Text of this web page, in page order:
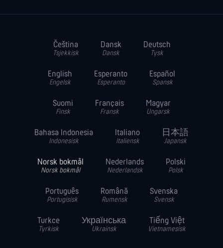
Čeština
Tsjekkisk
Dansk
Dansk
Deutsch
Tysk
English
Engelsk
Esperanto
Esperanto
Español
Spansk
Suomi
Finsk
Français
Fransk
Magyar
Ungarsk
Bahasa Indonesia
Indonesisk
Italiano
Italiensk
日本語
Japansk
Norsk bokmål
Norsk bokmål
Nederlands
Nederlandsk
Polski
Polsk
Português
Portugisisk
Română
Rumensk
Svenska
Svensk
Turkce
Tyrkisk
Українська
Ukrainsk
Tiếng Việt
Vietnamesisk